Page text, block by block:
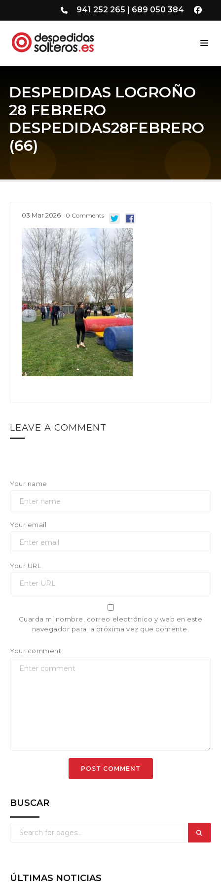
941 252 265 | 689 050 384
DESPEDIDAS LOGROÑO
28 FEBRERO
DESPEDIDAS28FEBRERO
(66)
03 Mar2026 0 Comments
LEAVE A COMMENT
Your name
Your email
Your URL
Guarda mi nombre, correo electrónico y web en este
navegador para la próxima vez que comente.
Your comment
BUSCAR
ÚLTIMAS NOTICIAS